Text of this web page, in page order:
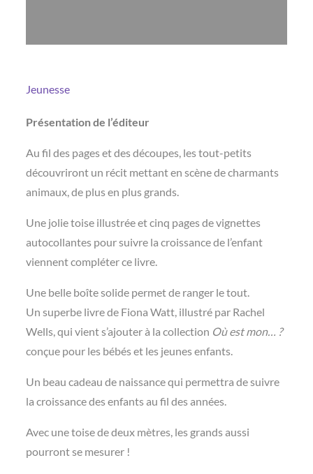
Jeunesse
Présentation de l’éditeur
Au fil des pages et des découpes, les tout-petits
découvriront un récit mettant en scène de charmants
animaux, de plus en plus grands.
Une jolie toise illustrée et cinq pages de vignettes
autocollantes pour suivre la croissance de l’enfant
viennent compléter ce livre.
Une belle boîte solide permet de ranger le tout.
Un superbe livre de Fiona Watt, illustré par Rachel
Wells, qui vient s’ajouter à la collection Où est mon… ?
conçue pour les bébés et les jeunes enfants.
Un beau cadeau de naissance qui permettra de suivre
la croissance des enfants au fil des années.
Avec une toise de deux mètres, les grands aussi
pourront se mesurer !